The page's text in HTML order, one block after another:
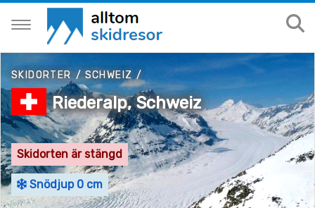
SKIDORTER/SCHWEIZ /
Riederalp, Schweiz
Skidorten är stängd
Snödjup 0 cm